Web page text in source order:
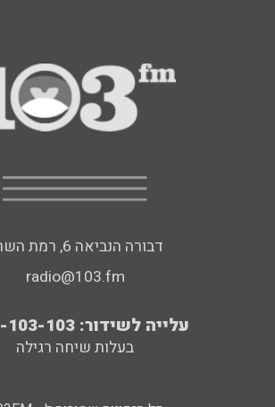
דבורה הנביאה 6, רמת השרון
radio@103.fm
עלייה לשידור: 0552-103-103
בעלות שיחה רגילה